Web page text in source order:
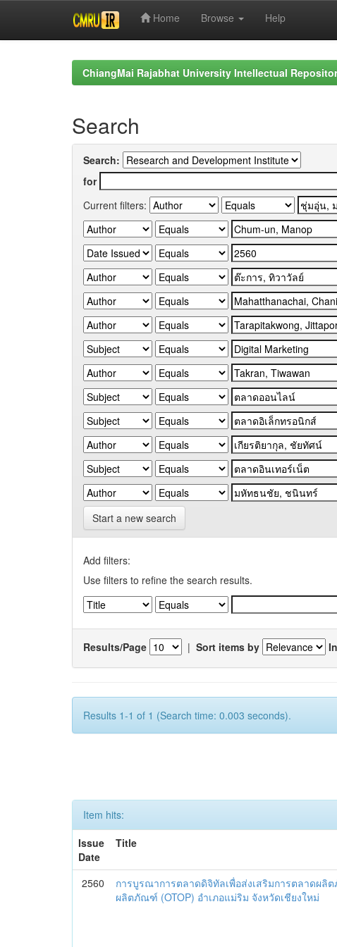
Home Browse Help
ChiangMai Rajabhat University Intellectual
Search
Search:
for
Current filters:
Start a new search
Add filters:
Use filters to refine the search results.
Results/Page | Sort items by
Results 1-1 of 1 (Search time: 0.003 seconds).
Item hits:
Issue
Date
Title
2560
การบูรณาการตลาดดิจิทัลเพื่อส่งเสริมการตลาดผ
ผลิตภัณฑ์ (OTOP) อำเภอแม่ริม จังหวัดเชียงใหม่